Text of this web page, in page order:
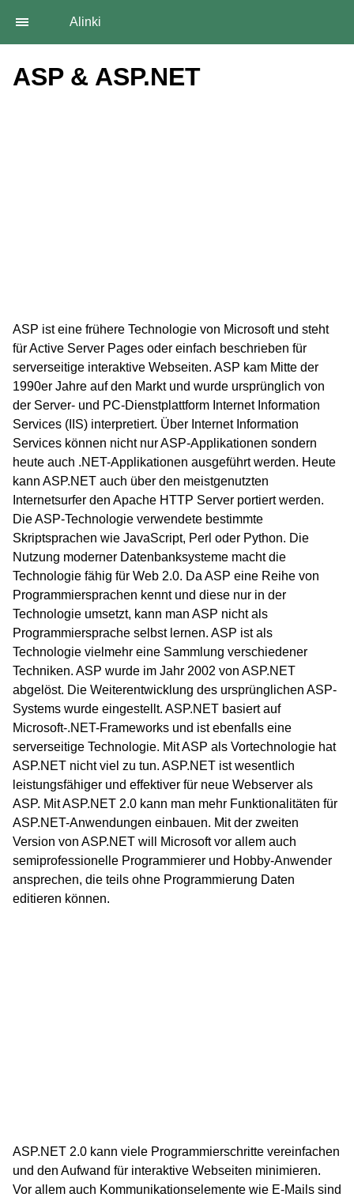
Alinki
ASP & ASP.NET
ASP ist eine frühere Technologie von Microsoft und steht
für Active Server Pages oder einfach beschrieben für
serverseitige interaktive Webseiten. ASP kam Mitte der
1990er Jahre auf den Markt und wurde ursprünglich von
der Server- und PC-Dienstplattform Internet Information
Services (IIS) interpretiert. Über Internet Information
Services können nicht nur ASP-Applikationen sondern
heute auch .NET-Applikationen ausgeführt werden. Heute
kann ASP.NET auch über den meistgenutzten
Internetsurfer den Apache HTTP Server portiert werden.
Die ASP-Technologie verwendete bestimmte
Skriptsprachen wie JavaScript, Perl oder Python. Die
Nutzung moderner Datenbanksysteme macht die
Technologie fähig für Web 2.0. Da ASP eine Reihe von
Programmiersprachen kennt und diese nur in der
Technologie umsetzt, kann man ASP nicht als
Programmiersprache selbst lernen. ASP ist als
Technologie vielmehr eine Sammlung verschiedener
Techniken. ASP wurde im Jahr 2002 von ASP.NET
abgelöst. Die Weiterentwicklung des ursprünglichen ASP-
Systems wurde eingestellt. ASP.NET basiert auf
Microsoft-.NET-Frameworks und ist ebenfalls eine
serverseitige Technologie. Mit ASP als Vortechnologie hat
ASP.NET nicht viel zu tun. ASP.NET ist wesentlich
leistungsfähiger und effektiver für neue Webserver als
ASP. Mit ASP.NET 2.0 kann man mehr Funktionalitäten für
ASP.NET-Anwendungen einbauen. Mit der zweiten
Version von ASP.NET will Microsoft vor allem auch
semiprofessionelle Programmierer und Hobby-Anwender
ansprechen, die teils ohne Programmierung Daten
editieren können.
ASP.NET 2.0 kann viele Programmierschritte vereinfachen
und den Aufwand für interaktive Webseiten minimieren.
Vor allem auch Kommunikationselemente wie E-Mails sind